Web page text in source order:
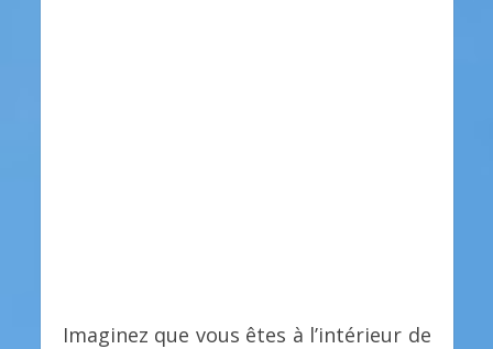
Imaginez que vous êtes à l’intérieur de